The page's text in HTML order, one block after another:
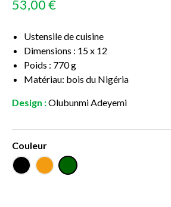
53,00 €
Ustensile de cuisine
Dimensions : 15 x 12
Poids : 770 g
Matériau: bois du Nigéria
Design :Olubunmi Adeyemi
Couleur